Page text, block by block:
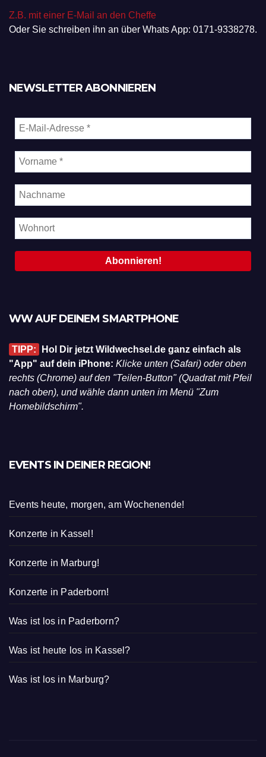
Z.B. mit einer E-Mail an den Cheffe
Oder Sie schreiben ihn an über Whats App: 0171-9338278.
NEWSLETTER ABONNIEREN
WW AUF DEINEM SMARTPHONE
TIPP:
Hol Dir jetzt Wildwechsel.de ganz einfach als
"App" auf dein iPhone: Klicke unten (Safari) oder oben
rechts (Chrome) auf den "Teilen-Button" (Quadrat mit Pfeil
nach oben), und wähle dann unten im Menü "Zum
Homebildschirm".
EVENTS IN DEINER REGION!
Events heute, morgen, am Wochenende!
Konzerte in Kassel!
Konzerte in Marburg!
Konzerte in Paderborn!
Was ist los in Paderborn?
Was ist heute los in Kassel?
Was ist los in Marburg?